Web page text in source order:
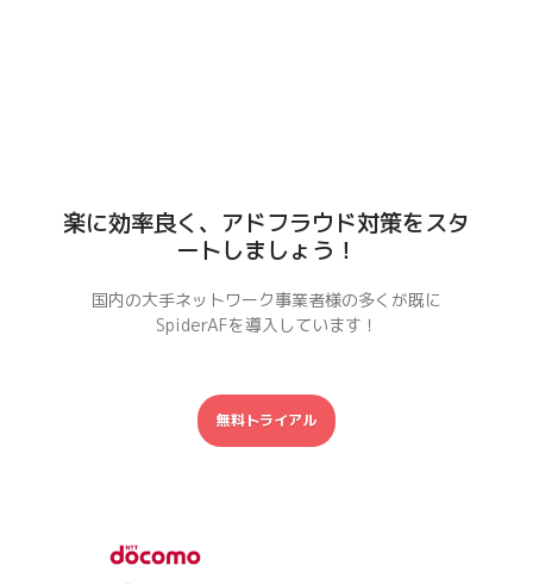
楽に効率良く、アドフラウド対策をスタ
ートしましょう！
国内の大手ネットワーク事業者様の多くが既に
SpiderAFを導入しています！
無料トライアル